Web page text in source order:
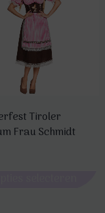
Tiroler
Frau Schmidt